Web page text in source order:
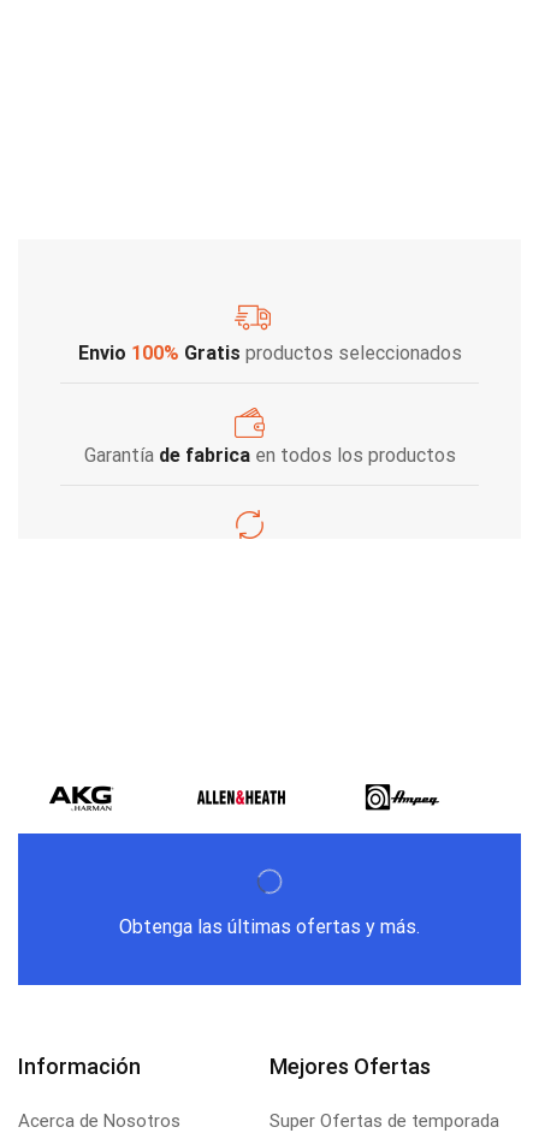
Envio 100% Gratis productos seleccionados
Garantía de fabricaen todos los productos
Obtenga las últimas ofertas y más.
Información
Acerca de Nosotros
Mejores Ofertas
Super Ofertas de temporada